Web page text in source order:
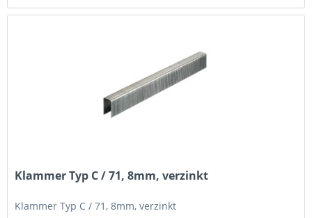
Klammer Typ C / 71, 8mm, verzinkt
Klammer Typ C / 71, 8mm, verzinkt